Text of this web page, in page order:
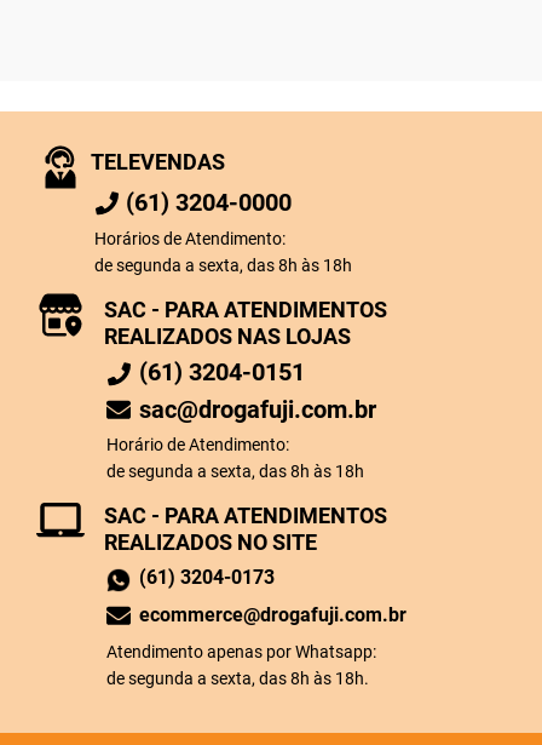
TELEVENDAS
(61) 3204-0000
Horários de Atendimento:
de segunda a sexta, das 8h às 18h
SAC - PARA ATENDIMENTOS
REALIZADOS NO SITE
(61) 3204-0173
ecommerce@drogafuji.com.br
Atendimento apenas por Whatsapp:
de segunda a sexta, das 8h às 18h.
SAC - PARA ATENDIMENTOS
REALIZADOS NAS LOJAS
(61) 3204-0151
sac@drogafuji.com.br
Horário de Atendimento:
de segunda a sexta, das 8h às 18h